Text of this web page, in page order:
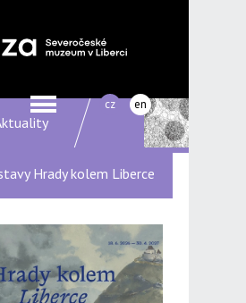
cz en
Hrady kolem Liberce